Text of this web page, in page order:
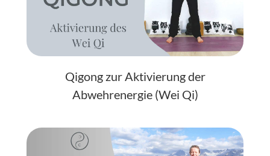
Qigong zur Aktivierung der
Abwehrenergie (Wei Qi)